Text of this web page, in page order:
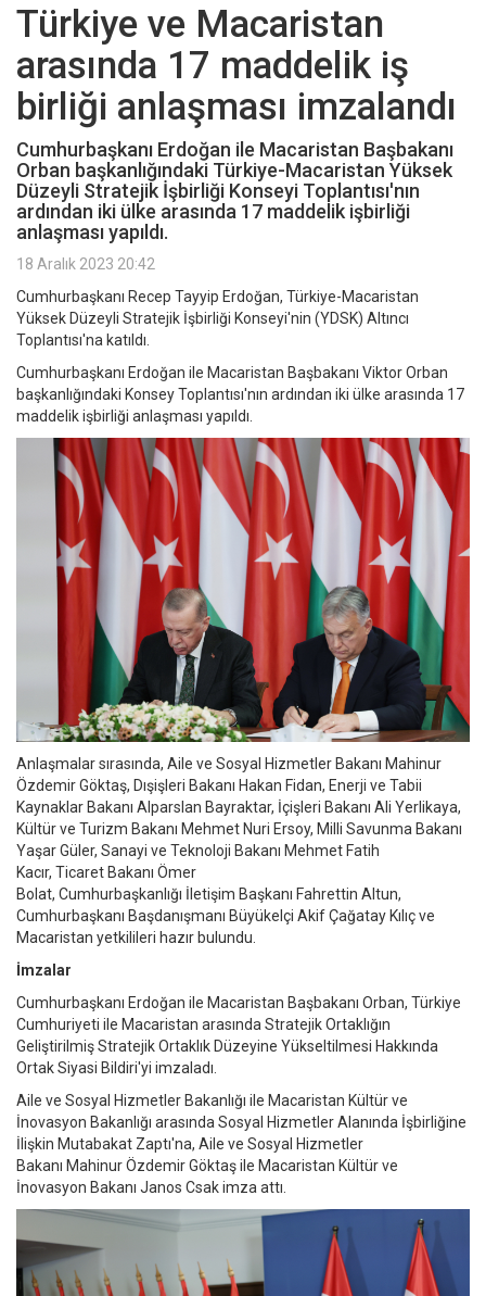
Türkiye ve Macaristan
arasında 17 maddelik iş
birliği anlaşması imzalandı
Cumhurbaşkanı Erdoğan ile Macaristan Başbakanı
Orban başkanlığındaki Türkiye-Macaristan Yüksek
Düzeyli Stratejik İşbirliği Konseyi Toplantısı'nın
ardından iki ülke arasında 17 maddelik işbirliği
anlaşması yapıldı.
18 Aralık 2023 20:42
Cumhurbaşkanı Recep Tayyip Erdoğan, Türkiye-Macaristan
Yüksek Düzeyli Stratejik İşbirliği Konseyi'nin (YDSK) Altıncı
Toplantısı'na katıldı.
Cumhurbaşkanı Erdoğan ile Macaristan Başbakanı Viktor Orban
başkanlığındaki Konsey Toplantısı'nın ardından iki ülke arasında 17
maddelik işbirliği anlaşması yapıldı.
Anlaşmalar sırasında, Aile ve Sosyal Hizmetler Bakanı Mahinur
Özdemir Göktaş, Dışişleri Bakanı Hakan Fidan, Enerji ve Tabii
Kaynaklar Bakanı Alparslan Bayraktar, İçişleri Bakanı Ali Yerlikaya,
Kültür ve Turizm Bakanı Mehmet Nuri Ersoy, Milli Savunma Bakanı
Yaşar Güler, Sanayi ve Teknoloji Bakanı Mehmet Fatih
Kacır, Ticaret Bakanı Ömer
Bolat, Cumhurbaşkanlığı İletişim Başkanı Fahrettin Altun,
Cumhurbaşkanı Başdanışmanı Büyükelçi Akif Çağatay Kılıç ve
Macaristan yetkilileri hazır bulundu.
İmzalar
Cumhurbaşkanı Erdoğan ile Macaristan Başbakanı Orban, Türkiye
Cumhuriyeti ile Macaristan arasında Stratejik Ortaklığın
Geliştirilmiş Stratejik Ortaklık Düzeyine Yükseltilmesi Hakkında
Ortak Siyasi Bildiri'yi imzaladı.
Aile ve Sosyal Hizmetler Bakanlığı ile Macaristan Kültür ve
İnovasyon Bakanlığı arasında Sosyal Hizmetler Alanında İşbirliğine
İlişkin Mutabakat Zaptı'na, Aile ve Sosyal Hizmetler
Bakanı Mahinur Özdemir Göktaş ile Macaristan Kültür ve
İnovasyon Bakanı Janos Csak imza attı.